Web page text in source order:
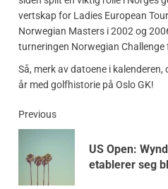
vertskap for Ladies European
Norwegian Masters i 2002 og
turneringen Norwegian
Så, merk av datoene i
år med golfhistorie på Oslo GK!
Previous
US Open:
etablerer seg